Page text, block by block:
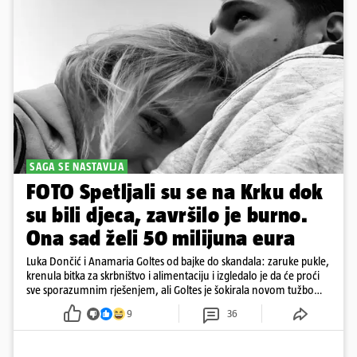
SAGA SE NASTAVLJA
FOTO Spetljali su se na Krku dok
su bili djeca, završilo je burno.
Ona sad želi 50 milijuna eura
Luka Dončić i Anamaria Goltes od bajke do skandala: zaruke pukle,
krenula bitka za skrbništvo i alimentaciju i izgledalo je da će proći
sve sporazumnim rješenjem, ali Goltes je šokirala novom tužbom
u Sloveniji
9 36